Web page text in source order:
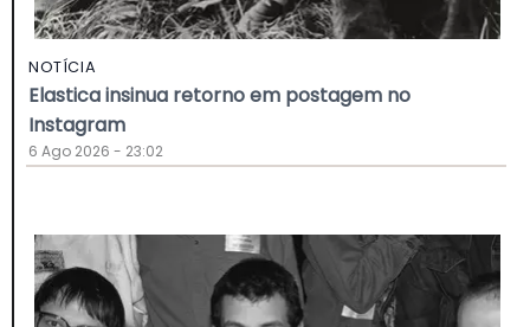
NOTÍCIA
Elastica insinua retorno em postagem no
Instagram
6 Ago 2026 - 23:02